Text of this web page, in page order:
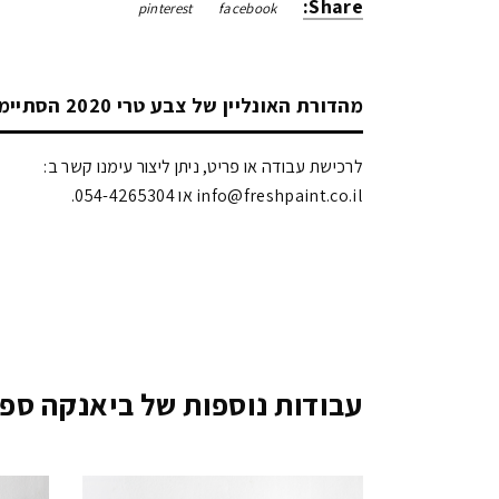
Share:
facebook
pinterest
מהדורת האונליין של צבע טרי 2020 הסתיימה!
לרכישת עבודה או פריט, ניתן ליצור עימנו קשר ב:
info@freshpaint.co.il‏ או 054-4265304.
עבודות נוספות של ביאנקה